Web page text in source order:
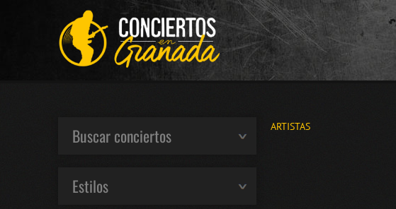
ARTISTAS
Buscar conciertos
Estilos